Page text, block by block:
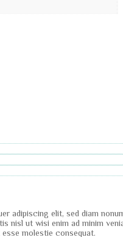
adipiscing elit, sed diam
nisl ut wisi enim ad minim
molestie consequat.